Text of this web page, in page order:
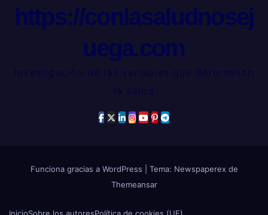
https://conlasaludnosej
uega.com
Investigación de las variables que determinan
la salud
Funciona gracias a WordPress
Tema: Newspaperex de
Themeansar